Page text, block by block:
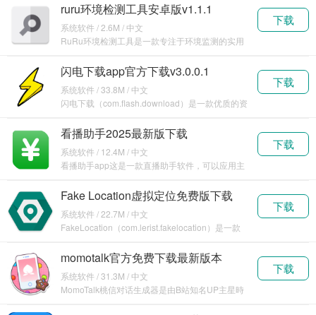
ruru环境检测工具安卓版v1.1.1
系统软件 / 2.6M / 中文
RuRu环境检测工具是一款专注于环境监测的实用
帮助人
下载
闪电下载app官方下载v3.0.0.1
系统软件 / 33.8M / 中文
闪电下载（com.flash.download）是一款优质的资
下载
看播助手2025最新版下载
v2.9.1.116896
系统软件 / 12.4M / 中文
看播助手app这是一款直播助手软件，可以应用主
用这款
下载
Fake Location虚拟定位免费版下载
v1.3.5
系统软件 / 22.7M / 中文
FakeLocation（com.lerist.fakelocation）是一款
下载
momotalk官方免费下载最新版本
v0.5.21
系统软件 / 31.3M / 中文
MomoTalk桃信对话生成器是由B站知名UP主星時
下载